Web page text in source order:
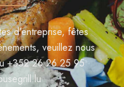
d’entreprise, fêtes
veuillez nous
+352 26 26 25 95